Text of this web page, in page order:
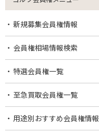
新規募集会員権情報
会員権相場情報検索
特選会員権一覧
至急買取会員権一覧
用途別おすすめ会員権情報